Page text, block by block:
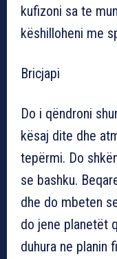
kufizoni sa te
këshilloheni me
Bricjapi
Do i qëndroni
kësaj dite dhe
tepërmi. Do
se bashku.
dhe do mbeten
do jene planetët
duhura ne planin